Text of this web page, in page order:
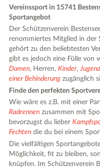
Vereinssport in 15741
Sportangebot
Der Schützenverein
renommiertes Mitglied in der
gehört zu den beliebtesten
gibt es jedoch eine Fülle von
Damen, Herren,Kinder,
einer Behinderung zugänglich
Finde den perfekten
Wie wäre es z.B. mit einer
Radrennen zusammen mit
bevorzugst du lieber
Fechten die du bei einem
Die vielfältigen
Möglichkeit, fit zu bleiben,
knüpfen. Im Schützenverein